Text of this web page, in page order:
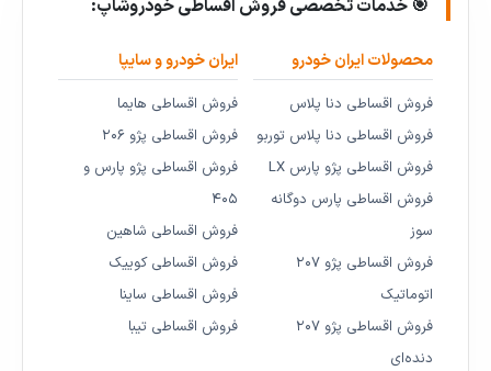
🎯 خدمات تخصصی فروش اقساطی خودروشاپ:
محصولات ایران خودرو
فروش اقساطی دنا پلاس
فروش اقساطی دنا پلاس توربو
فروش اقساطی پژو پارس LX
فروش اقساطی پارس دوگانه
سوز
فروش اقساطی پژو ۲۰۷
اتوماتیک
فروش اقساطی پژو ۲۰۷
دنده‌ای
ایران خودرو و سایپا
فروش اقساطی هایما
فروش اقساطی پژو ۲۰۶
فروش اقساطی پژو پارس و
۴۰۵
فروش اقساطی شاهین
فروش اقساطی کوییک
فروش اقساطی ساینا
فروش اقساطی تیبا